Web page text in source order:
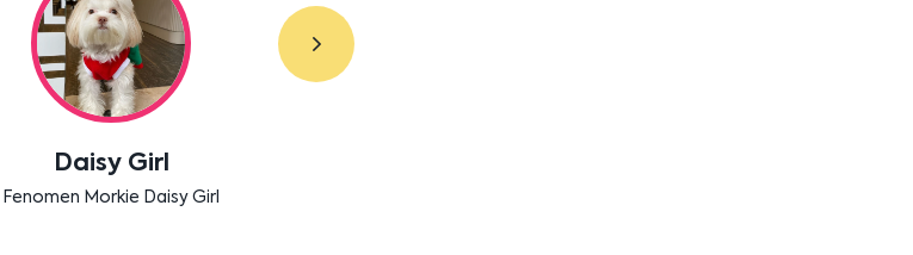
Labradoodle Bruno
Bensu Soral'ın dostu Bruno